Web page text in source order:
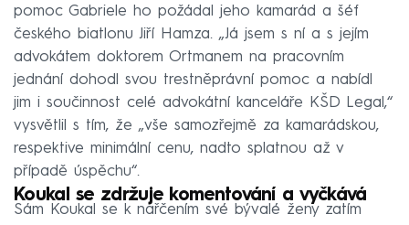
pomoc Gabriele ho požádal jeho kamarád a šéf
českého biatlonu Jiří Hamza. „Já jsem s ní a s jejím
advokátem doktorem Ortmanem na pracovním
jednání dohodl svou trestněprávní pomoc a nabídl
jim i součinnost celé advokátní kanceláře KŠD Legal,“
vysvětlil s tím, že „vše samozřejmě za kamarádskou,
respektive minimální cenu, nadto splatnou až v
případě úspěchu“.
Koukal se zdržuje komentování a vyčkává
Sám Koukal se k nařčením své bývalé ženy zatím